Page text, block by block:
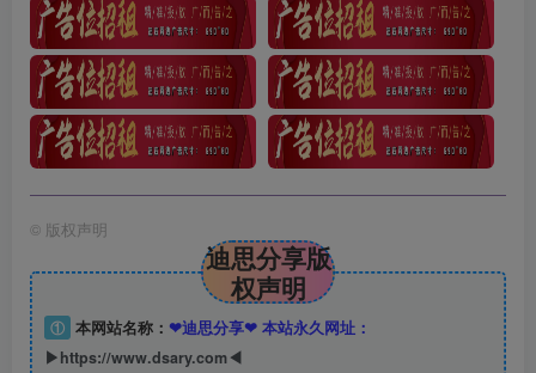
© 版权声明
迪思分享版
权声明
① 本网站名称： ❤迪思分享❤ 本站永久网址：
▶https://www.dsary.com◀